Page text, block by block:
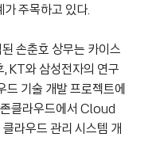
가 주목하고 있다.
손춘호 상무는 카이스
, KT 와 삼성전자의 연구
드 기술 개발 프로젝트에
클라우드에서 Cloud
클라우드 관리 시스템 개